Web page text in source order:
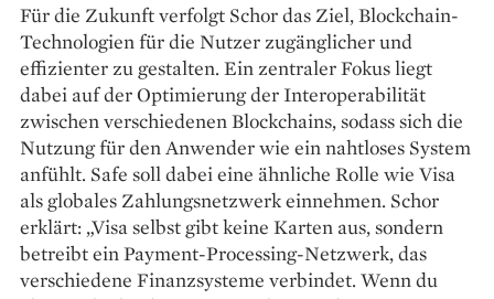
Für die Zukunft verfolgt Schor das Ziel, Blockchain-
Technologien für die Nutzer zugänglicher und
effizienter zu gestalten. Ein zentraler Fokus liegt
dabei auf der Optimierung der Interoperabilität
zwischen verschiedenen Blockchains, sodass sich die
Nutzung für den Anwender wie ein nahtloses System
anfühlt. Safe soll dabei eine ähnliche Rolle wie Visa
als globales Zahlungs­netzwerk einnehmen. Schor
erklärt: „Visa selbst gibt keine Karten aus, sondern
betreibt ein Payment-Processing-Netzwerk, das
verschiedene Finanzsysteme verbindet. Wenn du